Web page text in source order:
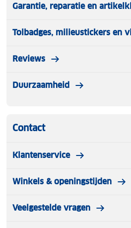
Garantie, reparatie en
Tolbadges, milieustickers en
Reviews
Duurzaamheid
Contact
Klantenservice
Winkels & openingstijden
Veelgestelde vragen